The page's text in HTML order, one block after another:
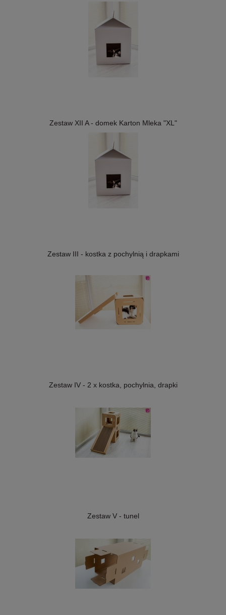
Zestaw XII A - domek Karton Mleka "XL"
Zestaw III - kostka z pochylnią i drapkami
Zestaw IV - 2 x kostka, pochylnia, drapki
Zestaw V - tunel